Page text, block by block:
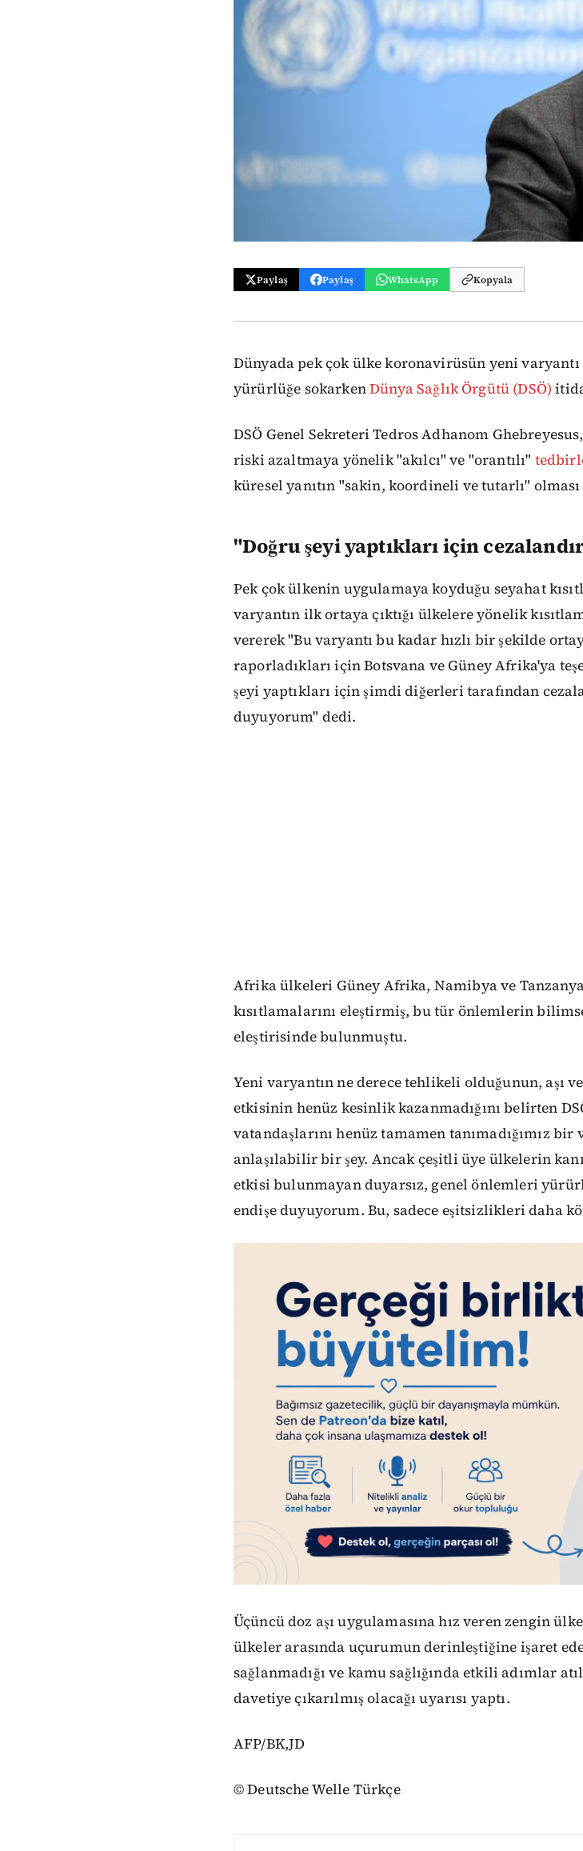
Paylaş Paylaş WhatsApp Kopyala
Dünyada pek çok ülke koronavirüsün yeni
yürürlüğe sokarkenDünya Sağlık Örgütü (DSÖ)
DSÖ Genel Sekreteri Tedros Adhanom
riski azaltmaya yönelik "akılcı" ve "orantılı"
küresel yanıtın "sakin, koordineli ve tutarlı"
"Doğru şeyi yaptıkları için
Pek çok ülkenin uygulamaya koyduğu seyahat
varyantın ilk ortaya çıktığı ülkelere yönelik
vererek "Bu varyantı bu kadar hızlı bir şekilde
raporladıkları için Botsvana ve Güney Afrika'ya
şeyi yaptıkları için şimdi diğerleri tarafından
duyuyorum" dedi.
Afrika ülkeleri Güney Afrika, Namibya ve
kısıtlamalarını eleştirmiş, bu tür önlemlerin
eleştirisinde bulunmuştu.
Yeni varyantın ne derece tehlikeli olduğunun, aşı
etkisinin henüz kesinlik kazanmadığını belirten
vatandaşlarını henüz tamamen tanımadığımız
anlaşılabilir bir şey. Ancak çeşitli üye ülkelerin
etkisi bulunmayan duyarsız, genel önlemleri
endişe duyuyorum. Bu, sadece eşitsizlikleri daha
Üçüncü doz aşı uygulamasına hız veren zengin
ülkeler arasında uçurumun derinleştiğine işaret
sağlanmadığı ve kamu sağlığında etkili adımlar
davetiye çıkarılmış olacağı uyarısı yaptı.
AFP/BK,JD
© Deutsche Welle Türkçe